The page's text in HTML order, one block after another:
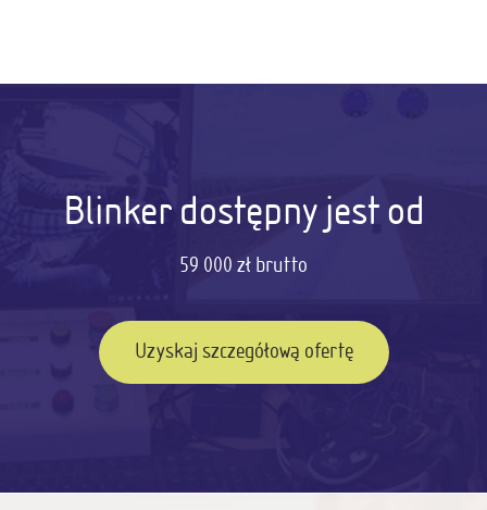
Blinker dostępny jest od
59 000 zł brutto
Uzyskaj szczegółową ofertę